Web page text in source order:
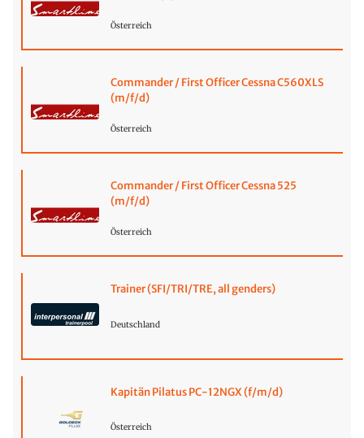
Österreich
Commander / First Officer Cessna C560XLS
(m/f/d)
Österreich
Commander / First Officer Cessna 525
(m/f/d)
Österreich
Trainer (SFI/TRI/TRE, all genders)
Deutschland
Kapitän Pilatus PC-12NGX (f/m/d)
Österreich